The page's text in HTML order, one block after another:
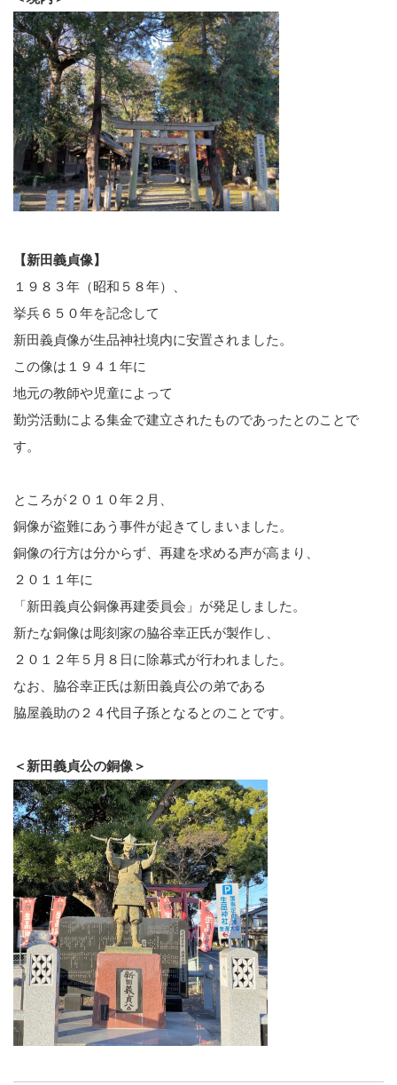
【新田義貞像】
１９８３年（昭和５８年）、
挙兵６５０年を記念して
新田義貞像が生品神社境内に安置されました。
この像は１９４１年に
地元の教師や児童によって
勤労活動による集金で建立されたものであったとのことで
す。
ところが２０１０年２月、
銅像が盗難にあう事件が起きてしまいました。
銅像の行方は分からず、再建を求める声が高まり、
２０１１年に
「新田義貞公銅像再建委員会」が発足しました。
新たな銅像は彫刻家の脇谷幸正氏が製作し、
２０１２年５月８日に除幕式が行われました。
なお、脇谷幸正氏は新田義貞公の弟である
脇屋義助の２４代目子孫となるとのことです。
＜新田義貞公の銅像＞